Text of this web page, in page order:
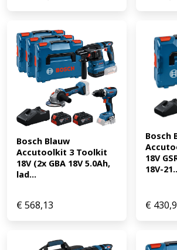
Bosch Blauw
Accutoolkit 3 Toolkit
18V (2x GBA 18V 5.0Ah,
lad...
€568,13
Bosch
18V
18V-
€